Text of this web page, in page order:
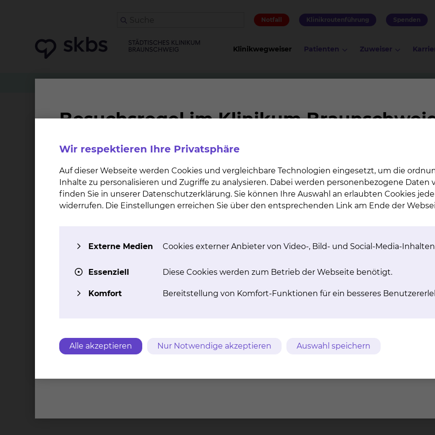
Notfall Klinikroutenführung Spenden
Klinikwegweiser Patienten Zuweiser
Fusion bei der Bestrahlungsplanung
Bilddaten von extern angefertigten Computertomographien, Magnetresonanztomographien und PET-
die Tumorausdehnung teilweise noch genauer bestimmen als mit den anderen modernen Verfahren
(Computertomographie oder Kernspintomographie). Somit ist das PET auch für die
eine wertvolle Hilfe.
automatisch und korrigiert sie. Auch Untersuchungen, die auswärts erfolgt sind, können so in der
Kontakt Impressum AVB Datenschutz Bildnachweise Entgelttransparenz
Städtisches Klinikum
Freisestr. 9/10
Tel.: 0531/
Wir respektieren Ihre Privatsphäre
Auf dieser Webseite werden Cookies und vergleichbare Technologien eingesetzt, um die
Inhalte zu personalisieren und Zugriffe zu analysieren. Dabei werden personenbezogene Daten
finden Sie in unserer Datenschutzerklärung. Sie können Ihre Auswahl an erlaubten Cookies
widerrufen. Die Einstellungen erreichen Sie über den entsprechenden Link am Ende der
Externe Medien Cookies externer Anbieter von Video-, Bild- und Social-Media-
Essenziell Diese Cookies werden zum Betrieb der Webseite benötigt.
Komfort Bereitstellung von Komfort-Funktionen für ein besseres
Alle akzeptieren Nur Notwendige akzeptieren Auswahl speichern